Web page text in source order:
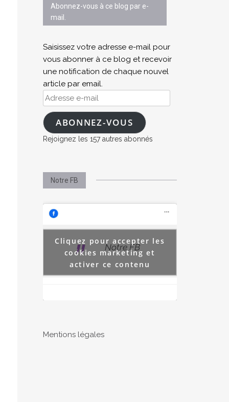
Abonnez-vous à ce blog par e-
mail.
Saisissez votre adresse e-mail pour
vous abonner à ce blog et recevoir
une notification de chaque nouvel
article par email.
Adresse
e-
mailABONNEZ-VOUS
Rejoignez les 157 autres abonnés
Notre FB
Notre FB
Cliquez pour accepter les
cookies marketing et
activer ce contenu
Mentions légales